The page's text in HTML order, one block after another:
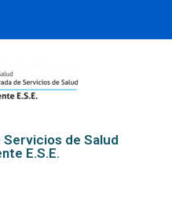
de Salud
E.S.E.